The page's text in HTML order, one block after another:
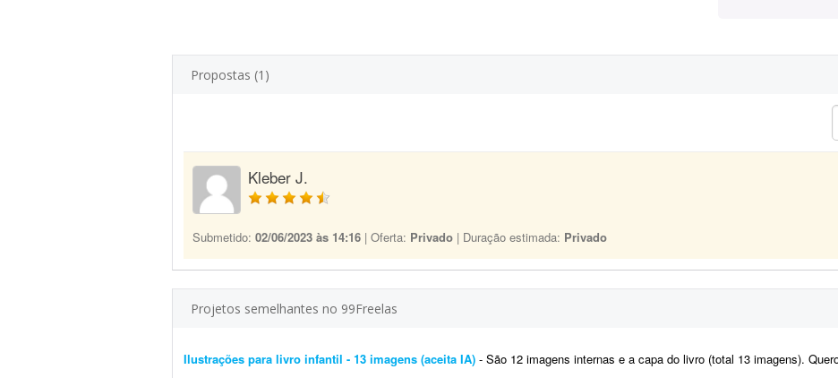
Propostas (1)
Kleber J.
Submetido: 02/06/2023 às 14:16 | Oferta: Privado | Duração estimada: Privado
Projetos semelhantes no 99Freelas
Ilustrações para livro infantil - 13 imagens (aceita IA) - São 12 imagens internas e a capa do livro (total 13 imagens). Quero uma ilustração infantil editorial em aquarela